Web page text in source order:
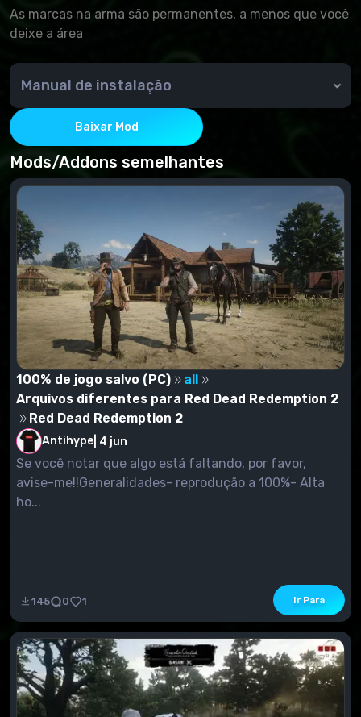
As marcas na arma são permanentes, a menos que você
deixe a área
Manual de instalação
-Certifique-se de ter o Carregador de Mod de Lenny
instalado.
-Baixe este mod e extraia-o para a pasta "lml" no
diretório do jogo.
Baixar Mod
Mods/Addons semelhantes
100% de jogo salvo (PC)
all
Arquivos diferentes para Red Dead Redemption 2
Red Dead Redemption 2
Antihype 4 jun
Se você notar que algo está faltando, por favor,
avise-me!!Generalidades- reprodução a 100%- Alta
ho...
145 0 1 Ir Para